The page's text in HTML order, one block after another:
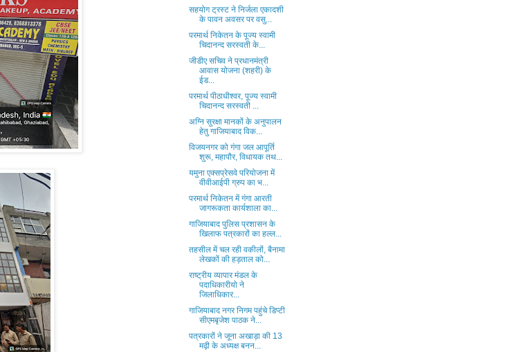
सहयोग ट्रस्ट ने निर्जला एकादशी
के पावन अवसर पर वसु...
परमार्थ निकेतन के पूज्य स्वामी
चिदानन्द सरस्वती के...
जीडीए सचिव ने प्रधानमंत्री
आवास योजना (शहरी) के
ईड...
परमार्थ पीठाधीश्वर, पूज्य स्वामी
चिदानन्द सरस्वती ...
अग्नि सुरक्षा मानकों के अनुपालन
हेतु गाजियाबाद विक...
विजयनगर को गंगा जल आपूर्ति
शुरू, महापौर, विधायक तथ...
यमुना एक्सप्रेसवे परियोजना में
वीवीआईपी ग्रुप का भ...
परमार्थ निकेतन में गंगा आरती
जागरूकता कार्यशाला का...
गाजियाबाद पुलिस प्रशासन के
खिलाफ पत्रकारों का हल्ल...
तहसील में चल रही वकीलों, बैनामा
लेखकों की हड़ताल को...
राष्ट्रीय व्यापार मंडल के
पदाधिकारीयो ने
जिलाधिकार...
गाजियाबाद नगर निगम पहुंचे डिप्टी
सीएमबृजेश पाठक ने...
पत्रकारों ने जूना अखाड़ा की 13
मढ़ी के अध्यक्ष बनन...